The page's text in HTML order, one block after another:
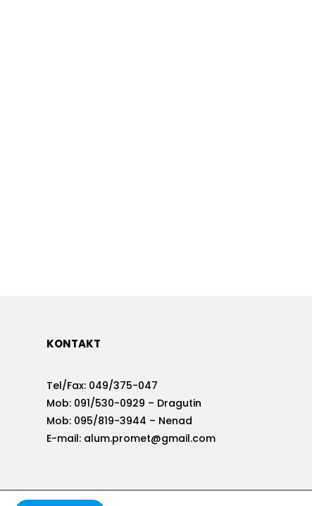
KONTAKT
Tel/Fax: 049/375-047
Mob: 091/530-0929 – Dragutin
Mob: 095/819-3944 – Nenad
E-mail: alum.promet@gmail.com